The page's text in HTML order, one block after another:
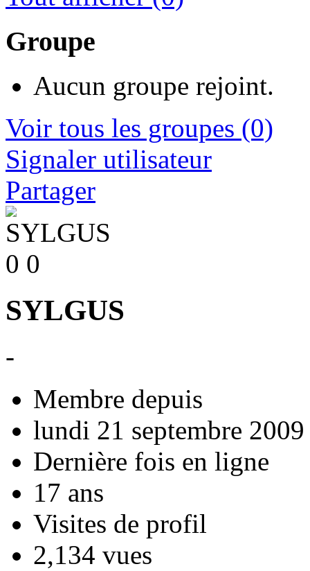
Groupe
Aucun groupe rejoint.
Voir tous les groupes (0)
Signaler utilisateur
Partager
0 0
SYLGUS
-
Membre depuis
lundi 21 septembre
Dernière fois en ligne
17 ans
Visites de profil
2,134 vues